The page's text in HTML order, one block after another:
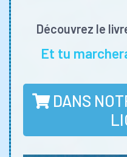
Découvrez le
Et tu
DANS